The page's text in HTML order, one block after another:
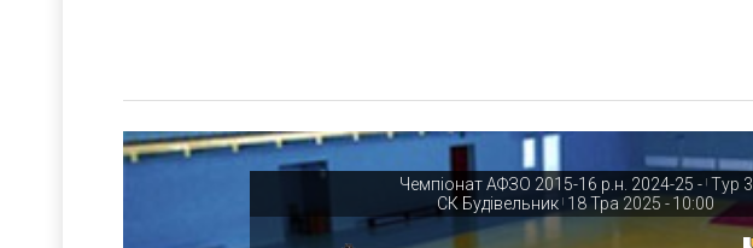
Чемпіонат АФЗО 2015-16 р.н. 2024-25 - | Тур 3
СК Будівельник | 18 Тра 2025 - 10:00